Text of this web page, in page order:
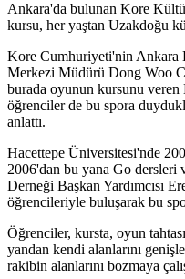
Ankara'da bulunan Kore
kursu, her yaştan Uzakdoğu
Kore Cumhuriyeti'nin Ankara
Merkezi Müdürü Dong Woo
burada oyunun kursunu veren
öğrenciler de bu spora
anlattı.
Hacettepe Üniversitesi'nde
2006'dan bu yana Go dersleri
Derneği Başkan Yardımcısı
öğrencileriyle buluşarak bu
Öğrenciler, kursta, oyun
yandan kendi alanlarını
rakibin alanlarını bozmaya